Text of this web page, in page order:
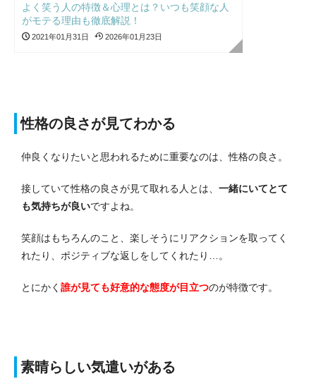
よく笑う人の特徴＆心理とは？いつも笑顔な人
がモテる理由も徹底解説！
2021年01月31日 2026年01月23日
性格の良さが見てわかる
仲良くなりたいと思われるために重要なのは、性格の良さ。
接していて性格の良さが見て取れる人とは、 一緒にいてとて
も気持ちが良いですよね。
笑顔はもちろんのこと、楽しそうにリアクションを取ってく
れたり、ポジティブな返しをしてくれたり…。
とにかく 誰が見ても好意的な態度が目立つのが特徴です。
素晴らしい気遣いがある